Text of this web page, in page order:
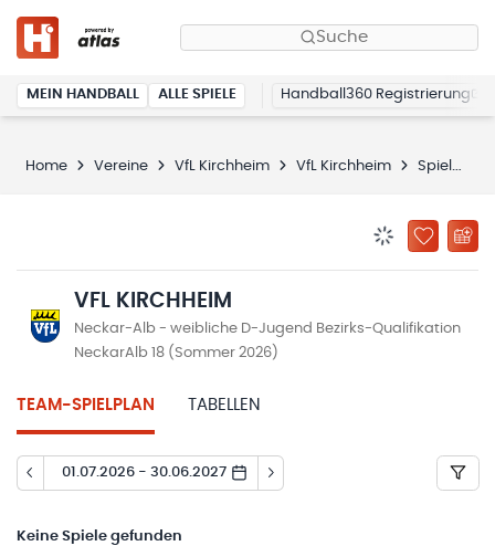
Suche
MEIN HANDBALL ALLE SPIELE Handball360 Registrierung
Home Vereine VfL Kirchheim VfL Kirchheim Spielplan
ZU
VFL KIRCHHEIM
Neckar-Alb - weibliche D-Jugend Bezirks-Qualifikation
NeckarAlb 18 (Sommer 2026)
TEAM-SPIELPLAN TABELLEN
01.07.2026 - 30.06.2027
Keine Spiele gefunden